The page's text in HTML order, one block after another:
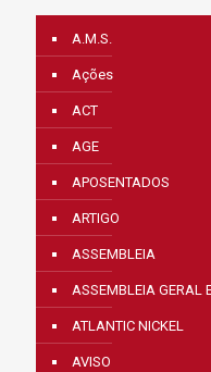
A.M.S.
Ações
ACT
AGE
APOSENTADOS
ARTIGO
ASSEMBLEIA
ASSEMBLEIA GERAL
ATLANTIC NICKEL
AVISO